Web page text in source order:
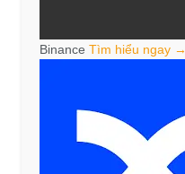
Binance Tìm hiểu ngay →